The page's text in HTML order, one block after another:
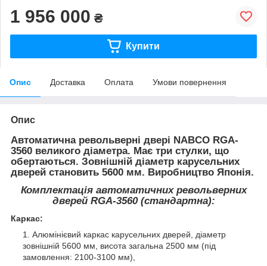
1 956 000 ₴
Купити
Опис Доставка Оплата Умови повернення
Опис
Автоматична револьверні двері NABCO RGA-
3560 великого діаметра. Має три стулки, що
обертаються. Зовнішній діаметр карусельних
дверей становить 5600 мм. Виробництво Японія.
Комплектація автоматичних револьверних
дверей RGA-3560 (стандартна):
Каркас:
Алюмінієвий каркас карусельних дверей, діаметр
зовнішній 5600 мм, висота загальна 2500 мм (під
замовлення: 2100-3100 мм),